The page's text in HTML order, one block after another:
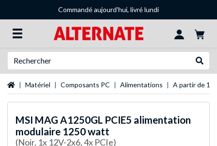
Commandé aujourd'hui, livré lundi
Page d'accueil
Matériel Composants PC Alimentations A partir de
MSI MAG A1250GL PCIE5 alimentation
modulaire 1250 watt
(Noir, 1x 12V-2x6, 4x PCIe)